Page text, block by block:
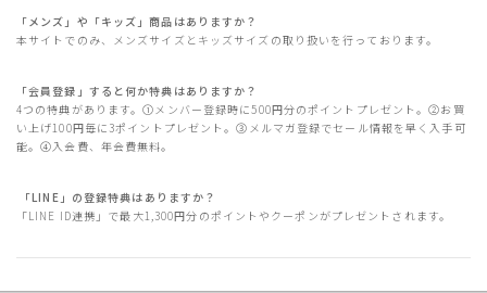
「メンズ」や「キッズ」商品はありますか？
本サイトでのみ、メンズサイズとキッズサイズの取り扱いを行っております。
「会員登録」すると何か特典はありますか？
4つの特典があります。①メンバー登録時に500円分のポイントプレゼント。②お買
い上げ100円毎に3ポイントプレゼント。③メルマガ登録でセール情報を早く入手可
能。④入会費、年会費無料。
「LINE」の登録特典はありますか？
「LINE ID連携」で最大1,300円分のポイントやクーポンがプレゼントされます。